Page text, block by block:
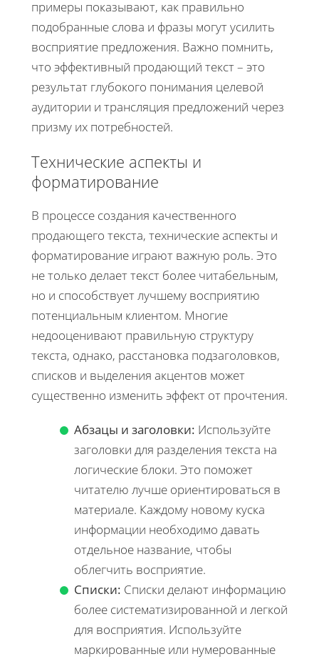
примеры показывают, как правильно
подобранные слова и фразы могут усилить
восприятие предложения. Важно помнить,
что эффективный продающий текст – это
результат глубокого понимания целевой
аудитории и трансляция предложений через
призму их потребностей.
Технические аспекты и
форматирование
В процессе создания качественного
продающего текста, технические аспекты и
форматирование играют важную роль. Это
не только делает текст более читабельным,
но и способствует лучшему восприятию
потенциальным клиентом. Многие
недооценивают правильную структуру
текста, однако, расстановка подзаголовков,
списков и выделения акцентов может
существенно изменить эффект от прочтения.
Абзацы и заголовки: Используйте
заголовки для разделения текста на
логические блоки. Это поможет
читателю лучше ориентироваться в
материале. Каждому новому куска
информации необходимо давать
отдельное название, чтобы
облегчить восприятие.
Списки: Списки делают информацию
более систематизированной и легкой
для восприятия. Используйте
маркированные или нумерованные